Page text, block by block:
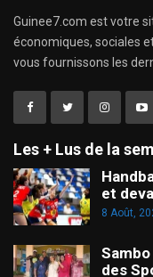
Guinee7.com est votre
économiques, sociales
vous fournissons les
Les + Lus de la
et
8 Août,
des